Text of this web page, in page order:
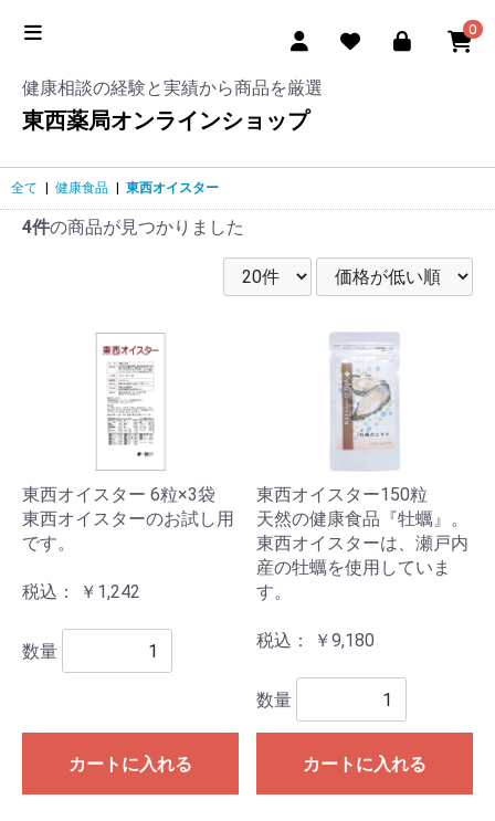
0
健康相談の経験と実績から商品を厳選
東西薬局オンラインショップ
全て 健康食品 東西オイスター
4件の商品が見つかりました
東西オイスター 6粒×3袋
東西オイスターのお試し用
です。
税込： ￥1,242
数量
カートに入れる
東西オイスター150粒
天然の健康食品『牡蠣』。
東西オイスターは、瀬戸内
産の牡蠣を使用していま
す。
税込： ￥9,180
数量
カートに入れる